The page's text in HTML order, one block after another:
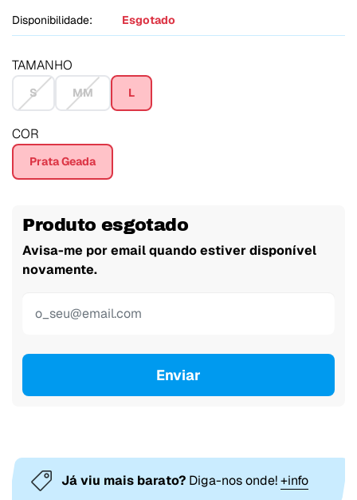
Disponibilidade: Esgotado
TAMANHO
S MM L
COR
Prata Geada
Produto esgotado
Avisa-me por email quando estiver disponível
novamente.
Enviar
Já viu mais barato? Diga-nos onde!+info